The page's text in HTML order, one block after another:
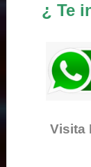
¿ Te
Visita